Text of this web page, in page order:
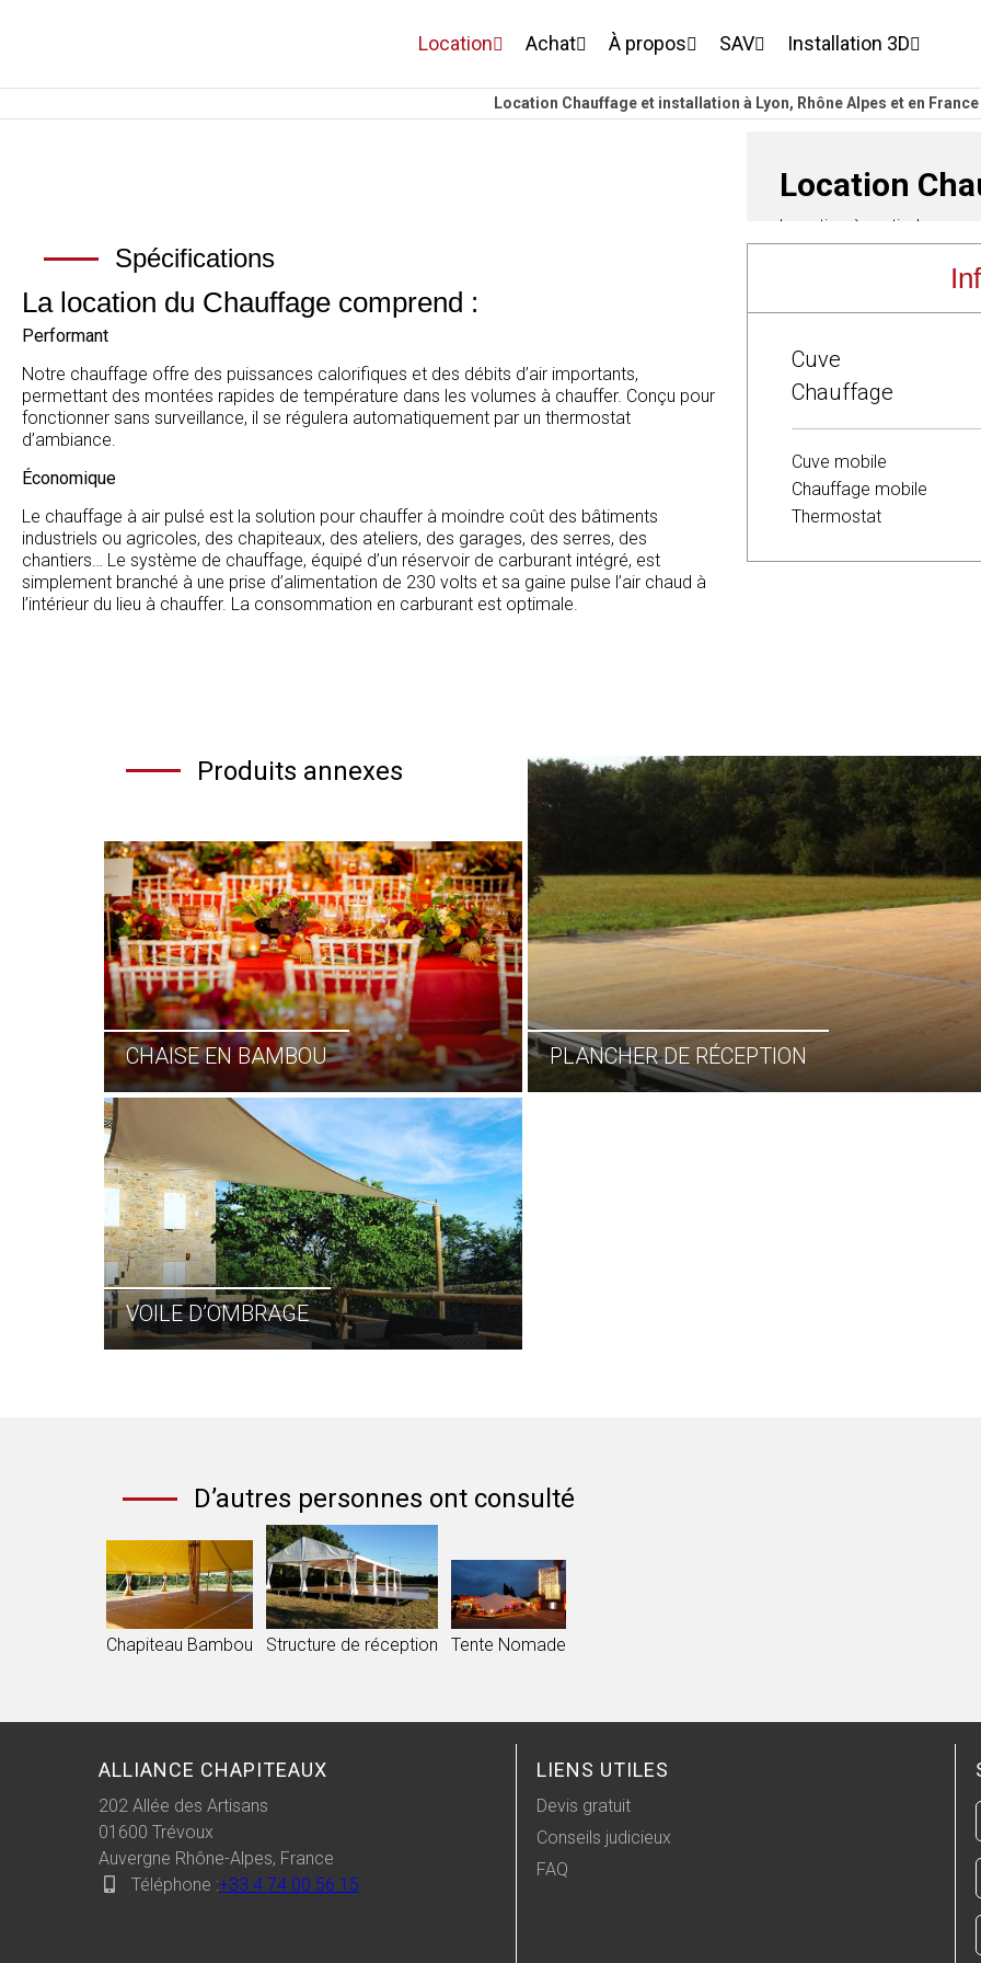
Location Achat À propos SAV Installation 3D
Location Chauffage et installation à Lyon, Rhône Alpes et en France
Location
Location à partir de
300 € TTC
Pourquoi louer un
– Chauffage d’extérieur
– Thermostat: réglage
– Réservoir: à partir de
– Cuve additionnelle de
Spécifications
La location du Chauffage comprend :
Performant
Notre chauffage offre des puissances calorifiques et des débits d’air importants,
permettant des montées rapides de température dans les volumes à chauffer. Conçu pour
fonctionner sans surveillance, il se régulera automatiquement par un thermostat
d’ambiance.
Économique
Le chauffage à air pulsé est la solution pour chauffer à moindre coût des bâtiments
industriels ou agricoles, des chapiteaux, des ateliers, des garages, des serres, des
chantiers… Le système de chauffage, équipé d’un réservoir de carburant intégré, est
simplement branché à une prise d’alimentation de 230 volts et sa gaine pulse l’air chaud à
l’intérieur du lieu à chauffer. La consommation en carburant est optimale.
Cuve
Chauffage
Cuve mobile
Chauffage mobile
Thermostat
Produits annexes
CHAISE EN BAMBOU PLANCHER DE RÉCEPTION
VOILE D’OMBRAGE
D’autres personnes ont consulté
Chapiteau Bambou Structure de réception Tente Nomade
ALLIANCE CHAPITEAUX
202 Allée des Artisans
01600 Trévoux
Auvergne Rhône-Alpes, France
Téléphone :+33 4 74 00 56 15
LIENS UTILES
Devis gratuit
Conseils judicieux
FAQ